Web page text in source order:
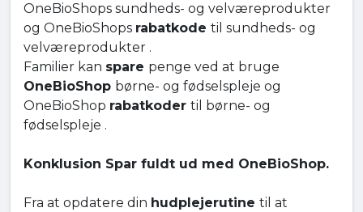
OneBioShops sundheds- og velværeprodukter
og OneBioShops rabatkode til sundheds- og
velværeprodukter .
Familier kan spare penge ved at bruge
OneBioShop børne- og fødselspleje og
OneBioShop rabatkoder til børne- og
fødselspleje .
Konklusion Spar fuldt ud med OneBioShop.
Fra at opdatere din hudplejerutine til at